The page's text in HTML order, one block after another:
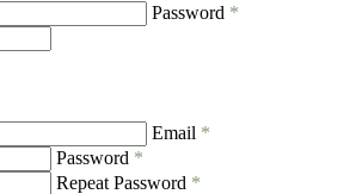
Password *
Email *
Password *
Repeat Password *